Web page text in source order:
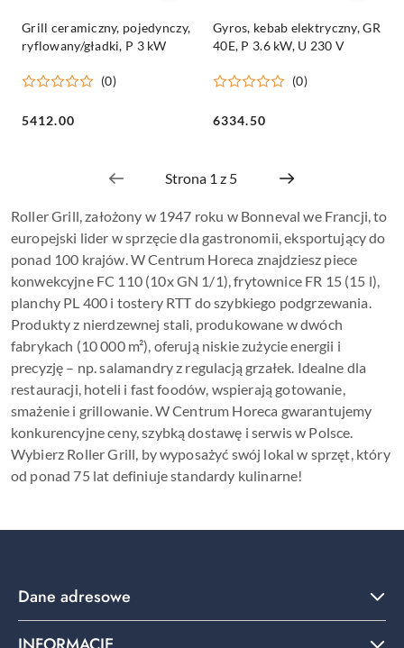
Grill ceramiczny, pojedynczy,
ryflowany/gładki, P 3 kW
(0)
Cena:
5412.00
Gyros, kebab elektryczny, GR
40E, P 3.6 kW, U 230 V
(0)
Cena:
6334.50
Roller Grill, założony w 1947 roku w Bonneval we Francji, to
europejski lider w sprzęcie dla gastronomii, eksportujący do
ponad 100 krajów. W Centrum Horeca znajdziesz piece
konwekcyjne FC 110 (10x GN 1/1), frytownice FR 15 (15 l),
planchy PL 400 i tostery RTT do szybkiego podgrzewania.
Produkty z nierdzewnej stali, produkowane w dwóch
fabrykach (10 000 m²), oferują niskie zużycie energii i
precyzję – np. salamandry z regulacją grzałek. Idealne dla
restauracji, hoteli i fast foodów, wspierają gotowanie,
smażenie i grillowanie. W Centrum Horeca gwarantujemy
konkurencyjne ceny, szybką dostawę i serwis w Polsce.
Wybierz Roller Grill, by wyposażyć swój lokal w sprzęt, który
od ponad 75 lat definiuje standardy kulinarne!
Dane adresowe